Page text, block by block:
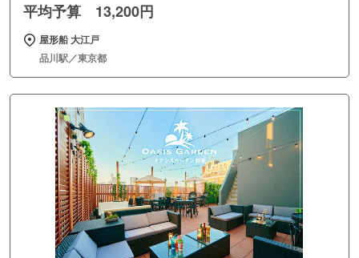
平均予算 13,200円
屋形船 大江戸
品川駅／東京都